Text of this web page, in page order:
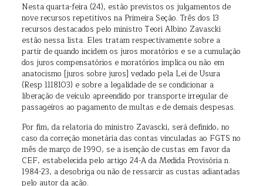
Nesta quarta-feira (24), estão previstos os julgamentos de
nove recursos repetitivos na Primeira Seção. Três dos 13
recursos destacados pelo ministro Teori Albino Zavascki
estão nessa lista. Eles tratam respectivamente sobre a
partir de quando incidem os juros moratórios e se a cumulação
dos juros compensatórios e moratórios implica ou não em
anatocismo [juros sobre juros] vedado pela Lei de Usura
(Resp 1118103) e sobre a legalidade de se condicionar a
liberação de veículo apreendido por transporte irregular de
passageiros ao pagamento de multas e de demais despesas.
Por fim, da relatoria do ministro Zavascki, será definido, no
caso da correção monetária das contas vinculadas ao FGTS no
mês de março de 1990, se a isenção de custas em favor da
CEF, estabelecida pelo artigo 24-A da Medida Provisória n.
1984-23, a desobriga ou não de ressarcir as custas adiantadas
pelo autor da ação.